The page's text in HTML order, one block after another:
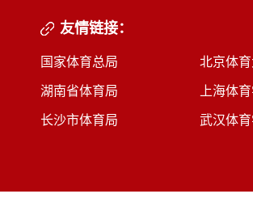
友情链接：
国家体育总局 北京体
湖南省体育局 上海体
长沙市体育局 武汉体